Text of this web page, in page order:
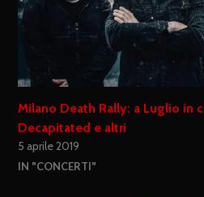
Milano Death Rally: a Luglio in
Decapitated e altri
5 aprile 2019
IN "CONCERTI"